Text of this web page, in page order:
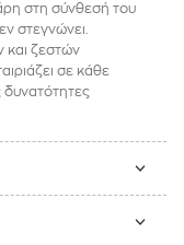
στη σύνθεσή του
στεγνώνει.
και ζεστών
σε κάθε
δυνατότητες